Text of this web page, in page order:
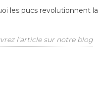
les pucs revolutionnent la
l'article sur notre blog